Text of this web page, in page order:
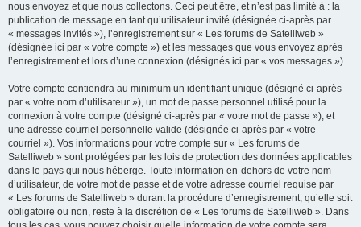
nous envoyez et que nous collectons. Ceci peut être, et n’est pas limité à : la
publication de message en tant qu’utilisateur invité (désignée ci-après par
« messages invités »), l’enregistrement sur « Les forums de Satelliweb »
(désignée ici par « votre compte ») et les messages que vous envoyez après
l’enregistrement et lors d’une connexion (désignés ici par « vos messages »).
Votre compte contiendra au minimum un identifiant unique (désigné ci-après
par « votre nom d’utilisateur »), un mot de passe personnel utilisé pour la
connexion à votre compte (désigné ci-après par « votre mot de passe »), et
une adresse courriel personnelle valide (désignée ci-après par « votre
courriel »). Vos informations pour votre compte sur « Les forums de
Satelliweb » sont protégées par les lois de protection des données applicables
dans le pays qui nous héberge. Toute information en-dehors de votre nom
d’utilisateur, de votre mot de passe et de votre adresse courriel requise par
« Les forums de Satelliweb » durant la procédure d’enregistrement, qu’elle soit
obligatoire ou non, reste à la discrétion de « Les forums de Satelliweb ». Dans